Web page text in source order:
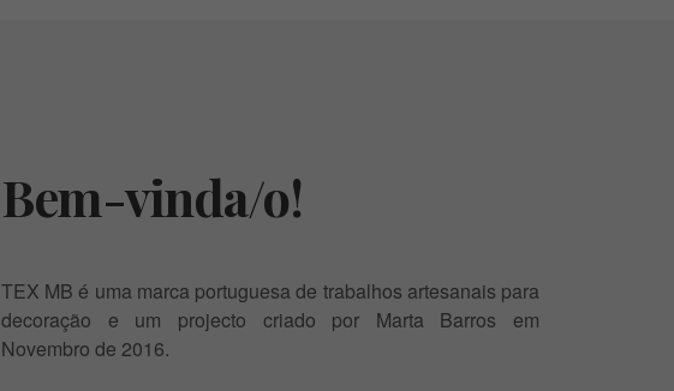
Bem-vinda/o!
TEX MB é uma marca portuguesa de trabalhos artesanais para
decoração e um projecto criado por Marta Barros em
Novembro de 2016.